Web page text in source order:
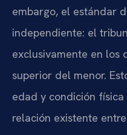
embargo, el estándar
independiente: el
exclusivamente en los
superior del menor.
edad y condición
relación existente